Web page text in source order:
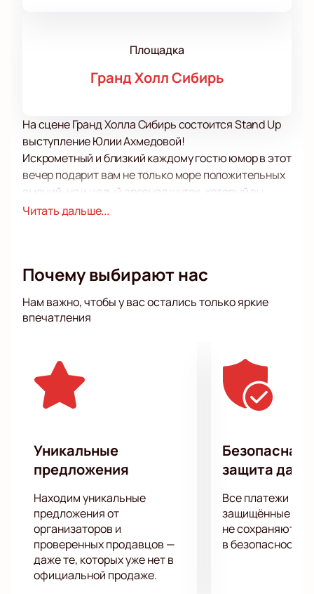
Площадка
Гранд Холл Сибирь
На сцене Гранд Холла Сибирь состоится Stand Up
выступление Юлии Ахмедовой!
Искрометный и близкий каждому гостю юмор в этот
вечер подарит вам не только море положительных
эмоций, но и целый арсенал шуток, который вы
точно захотите рассказать своим друзьям и
важных и порой сокровенных тем. Такой разговор
забавным, поэтому в роли стендаперов себя
пробует все больше и больше молодых артистов.
Читать дальше...
Почему выбирают нас
Нам важно, чтобы у вас остались только яркие
впечатления
Уникальные
предложения
Находим уникальные
предложения от
организаторов и
проверенных продавцов —
даже те, которых уже нет в
официальной продаже.
Безопасная
защита
Все платежи
защищённые
не сохраняются
в безопасности.